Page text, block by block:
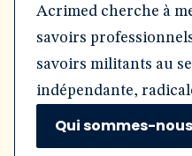
Acrimed cherche à
savoirs
savoirs militants au
indépendante,
Qui sommes-